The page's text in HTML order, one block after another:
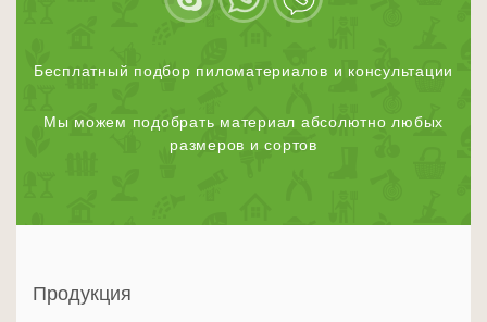
Бесплатный подбор пиломатериалов и консультации
Мы можем подобрать материал абсолютно любых
размеров и сортов
Продукция